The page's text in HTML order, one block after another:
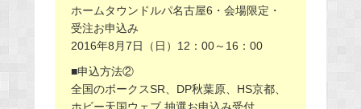
ホームタウンドルパ名古屋6・会場限定・
受注お申込み
2016年8月7日（日）12：00～16：00
■申込方法②
全国のボークスSR、DP秋葉原、HS京都、
ホビー天国ウェブ 抽選お申込み受付